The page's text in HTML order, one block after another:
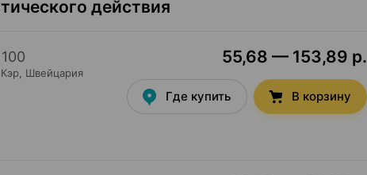
действия
100
, Швейцария
55,68 — 153,89 р.
Где купить В корзину